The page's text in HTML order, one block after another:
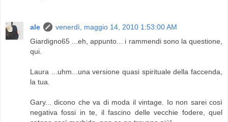
ale
venerdì, maggio 14, 2010 1:53:00 AM
Giardigno65 ...eh, appunto... i rammendi sono la questione,
qui.
Laura ...uhm...una versione quasi spirituale della faccenda,
la tua.
Gary... dicono che va di moda il vintage. Io non sarei così
negativa fossi in te, il fascino delle vecchie fodere, quel